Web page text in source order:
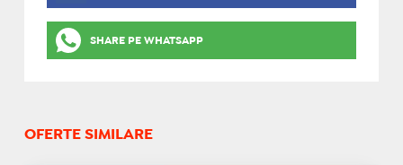
SHARE PE WHATSAPP
OFERTE SIMILARE